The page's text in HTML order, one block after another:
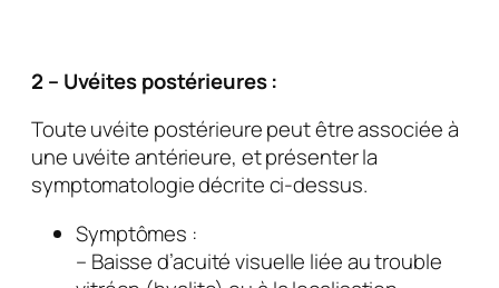
2 – Uvéites postérieures :
Toute uvéite postérieure peut être associée à
une uvéite antérieure, et présenter la
symptomatologie décrite ci-dessus.
Symptômes :
– Baisse d’acuité visuelle liée au trouble